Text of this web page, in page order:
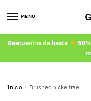
MENU
Descuentos de hasta
Inicio / Brushed nickelfree